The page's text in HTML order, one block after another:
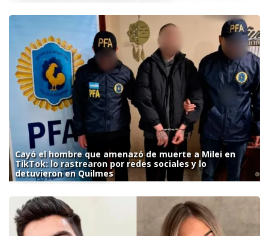
Cayó el hombre que amenazó de muerte a Milei en
TikTok: lo rastrearon por redes sociales y lo
detuvieron en Quilmes